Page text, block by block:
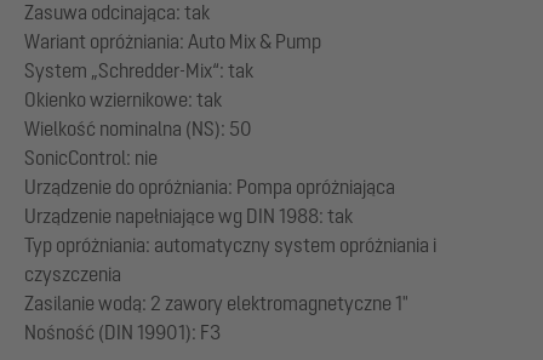
Zasuwa odcinająca: tak
Wariant opróżniania: Auto Mix & Pump
System „Schredder-Mix“: tak
Okienko wziernikowe: tak
Wielkość nominalna (NS): 50
SonicControl: nie
Urządzenie do opróżniania: Pompa opróżniająca
Urządzenie napełniające wg DIN 1988: tak
Typ opróżniania: automatyczny system opróżniania i
czyszczenia
Zasilanie wodą: 2 zawory elektromagnetyczne 1"
Nośność (DIN 19901): F3